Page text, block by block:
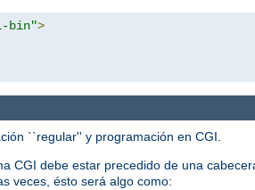
bin">
``regular'' y programación en CGI.
CGI debe estar precedido de una
veces, ésto será algo como: